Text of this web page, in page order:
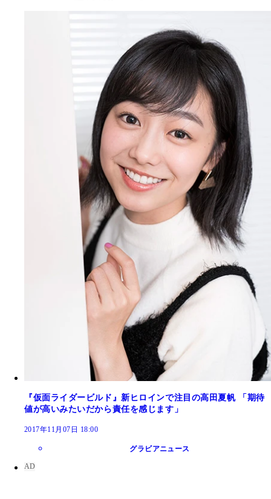
『仮面ライダービルド』新ヒロインで注目の高田夏帆 「期待
値が高いみたいだから責任を感じます」
2017年11月07日 18:00
グラビアニュース